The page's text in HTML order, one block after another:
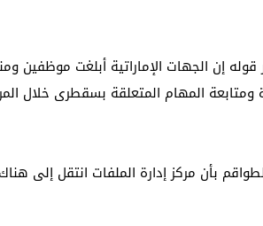
إن الجهات الإماراتية أبلغت موظفين
المهام المتعلقة بسقطرى خلال
بأن مركز إدارة الملفات انتقل إلى